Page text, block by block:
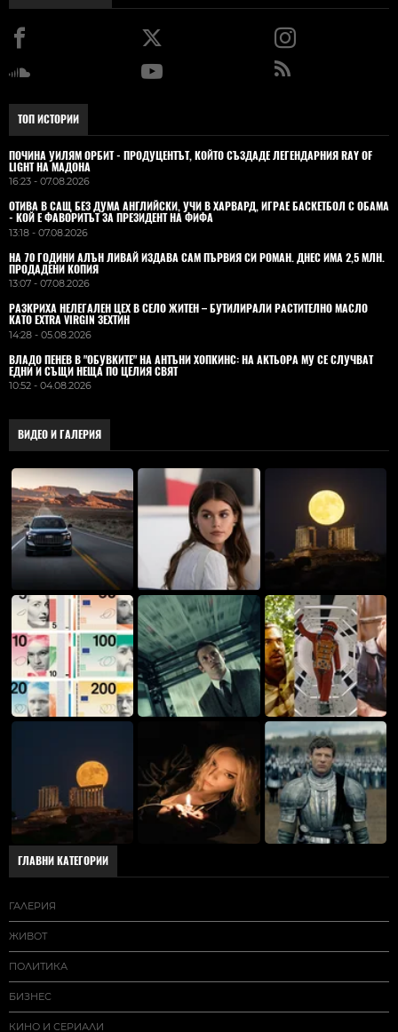
ТОП ИСТОРИИ
ПОЧИНА УИЛЯМ ОРБИТ - ПРОДУЦЕНТЪТ, КОЙТО СЪЗДАДЕ ЛЕГЕНДАРНИЯ RAY OF
LIGHT НА МАДОНА
16:23 - 07.08.2026
ОТИВА В САЩ БЕЗ ДУМА АНГЛИЙСКИ, УЧИ В ХАРВАРД, ИГРАЕ БАСКЕТБОЛ С ОБАМА
- КОЙ Е ФАВОРИТЪТ ЗА ПРЕЗИДЕНТ НА ФИФА
13:18 - 07.08.2026
НА 70 ГОДИНИ АЛЪН ЛИВАЙ ИЗДАВА САМ ПЪРВИЯ СИ РОМАН. ДНЕС ИМА 2,5 МЛН.
ПРОДАДЕНИ КОПИЯ
13:07 - 07.08.2026
РАЗКРИХА НЕЛЕГАЛЕН ЦЕХ В СЕЛО ЖИТЕН – БУТИЛИРАЛИ РАСТИТЕЛНО МАСЛО
КАТО EXTRA VIRGIN ЗЕХТИН
14:28 - 05.08.2026
ВЛАДO ПЕНЕВ В "ОБУВКИТЕ" НА АНТЪНИ ХОПКИНС: НА АКТЬОРА МУ СЕ СЛУЧВАТ
ЕДНИ И СЪЩИ НЕЩА ПО ЦЕЛИЯ СВЯТ
10:52 - 04.08.2026
ВИДЕО И ГАЛЕРИЯ
ГЛАВНИ КАТЕГОРИИ
ГАЛЕРИЯ
ЖИВОТ
ПОЛИТИКА
БИЗНЕС
КИНО И СЕРИАЛИ